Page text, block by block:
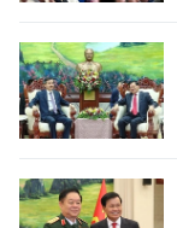
中文
FRANÇAIS
РУССКИЙ
ESPAÑOL